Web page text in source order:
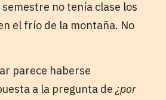
no tenía clase los
el frío de la montaña. No
parece haberse
a la pregunta de ¿por